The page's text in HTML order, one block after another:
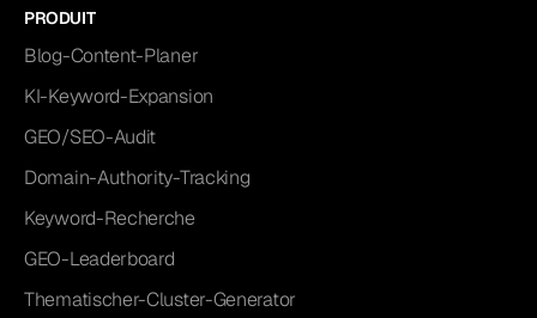
PRODUIT
Blog-Content-Planer
KI-Keyword-Expansion
GEO/SEO-Audit
Domain-Authority-Tracking
Keyword-Recherche
GEO-Leaderboard
Thematischer-Cluster-Generator